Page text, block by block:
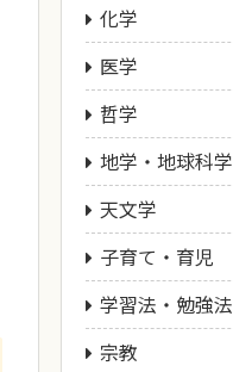
化学
医学
哲学
地学・地球科学
天文学
子育て・育児
学習法・勉強法
宗教